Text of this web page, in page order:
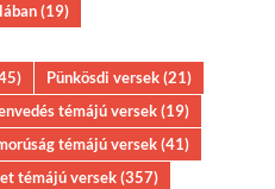
(19)
Pünkösdi versek(21)
témájú versek(19)
témájú versek(41)
témájú versek(357)